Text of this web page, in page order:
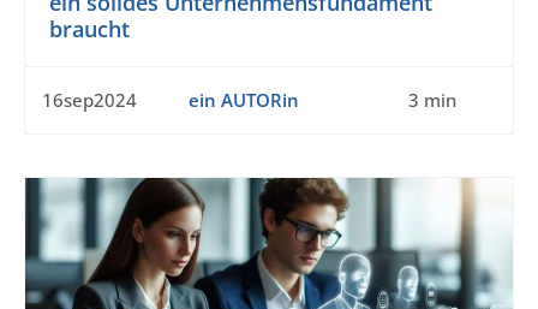
braucht
16sep2024 ein AUTORin 3 min